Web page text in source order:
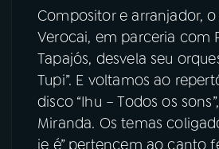
Compositor e arranjador,
Verocai, em parceria com
Tapajós, desvela seu
Tupi”. E voltamos ao
disco “Ihu – Todos os
Miranda. Os temas
je é” pertencem ao canto